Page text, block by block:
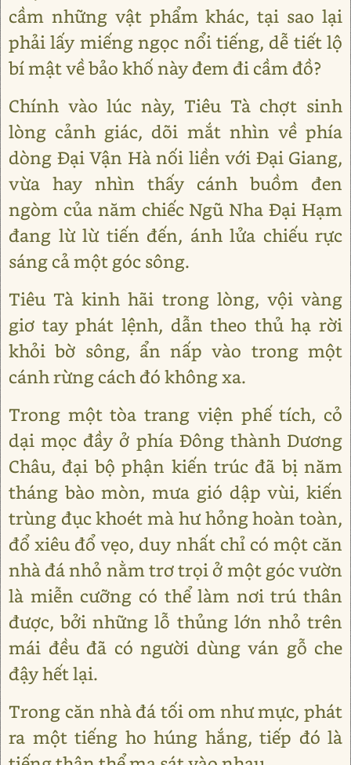
cầm những vật phẩm khác, tại sao lại
phải lấy miếng ngọc nổi tiếng, dễ tiết lộ
bí mật về bảo khố này đem đi cầm đồ?
Chính vào lúc này, Tiêu Tà chợt sinh
lòng cảnh giác, dõi mắt nhìn về phía
dòng Đại Vận Hà nối liền với Đại Giang,
vừa hay nhìn thấy cánh buồm đen
ngòm của năm chiếc Ngũ Nha Đại Hạm
đang lừ lừ tiến đến, ánh lửa chiếu rực
sáng cả một góc sông.
Tiêu Tà kinh hãi trong lòng, vội vàng
giơ tay phát lệnh, dẫn theo thủ hạ rời
khỏi bờ sông, ẩn nấp vào trong một
cánh rừng cách đó không xa.
Trong một tòa trang viện phế tích, cỏ
dại mọc đầy ở phía Đông thành Dương
Châu, đại bộ phận kiến trúc đã bị năm
tháng bào mòn, mưa gió dập vùi, kiến
trùng đục khoét mà hư hỏng hoàn toàn,
đổ xiêu đổ vẹo, duy nhất chỉ có một căn
nhà đá nhỏ nằm trơ trọi ở một góc vườn
là miễn cưỡng có thể làm nơi trú thân
được, bởi những lỗ thủng lớn nhỏ trên
mái đều đã có người dùng ván gỗ che
đậy hết lại.
Trong căn nhà đá tối om như mực, phát
ra một tiếng ho húng hắng, tiếp đó là